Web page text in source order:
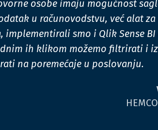
osobe imaju mogućnost
u računovodstvu, već alat
smo i Qlik Sense BI
ih klikom možemo filtrirati i
na poremećaje u poslovanju.